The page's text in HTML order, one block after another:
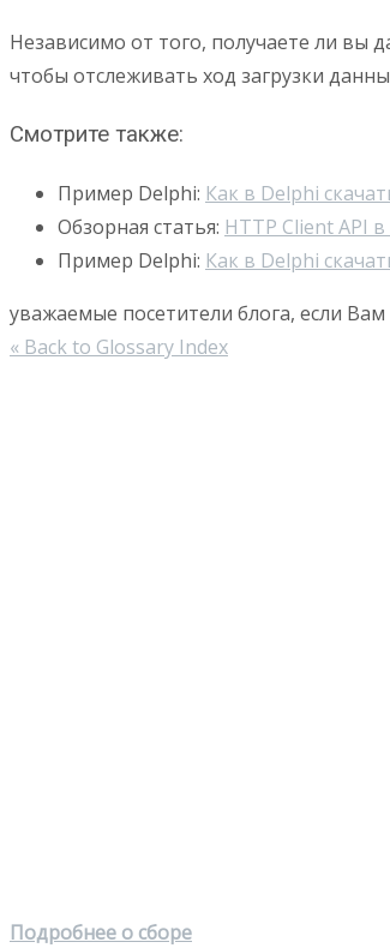
Независимо от того, получаете ли вы
чтобы отслеживать ход загрузки
Смотрите также:
Пример Delphi: Как в Delphi
Обзорная статья: HTTP Client API
Пример Delphi: Как в Delphi
уважаемые посетители блога, если
« Back to Glossary Index
Подробнее о сборе